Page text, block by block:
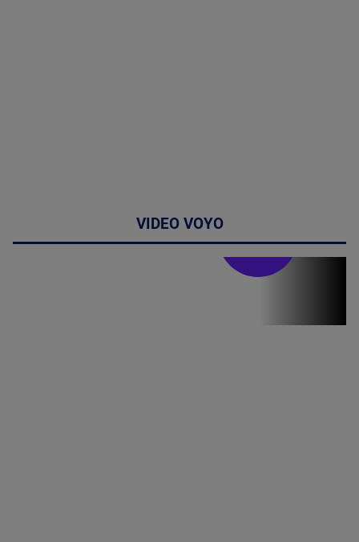
VIDEO VOYO